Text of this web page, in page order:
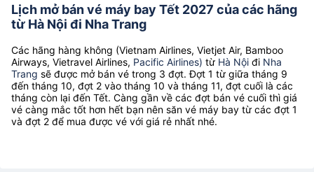
Lịch mở bán vé máy bay Tết 2027 của các hãng
từ Hà Nội đi Nha Trang
Các hãng hàng không (Vietnam Airlines, Vietjet Air, Bamboo
Airways, Vietravel Airlines, Pacific Airlines) từ Hà Nội đi Nha
Trang sẽ được mở bán vé trong 3 đợt. Đợt 1 từ giữa tháng 9
đến tháng 10, đợt 2 vào tháng 10 và tháng 11, đợt cuối là các
tháng còn lại đến Tết. Càng gần về các đợt bán vé cuối thì giá
vé càng mắc tốt hơn hết bạn nên săn vé máy bay từ các đợt 1
và đợt 2 để mua được vé với giá rẻ nhất nhé.